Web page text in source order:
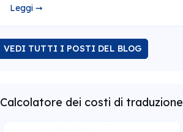
Leggi ➞
VEDI TUTTI I POSTI DEL BLOG
Calcolatore dei costi di traduzione